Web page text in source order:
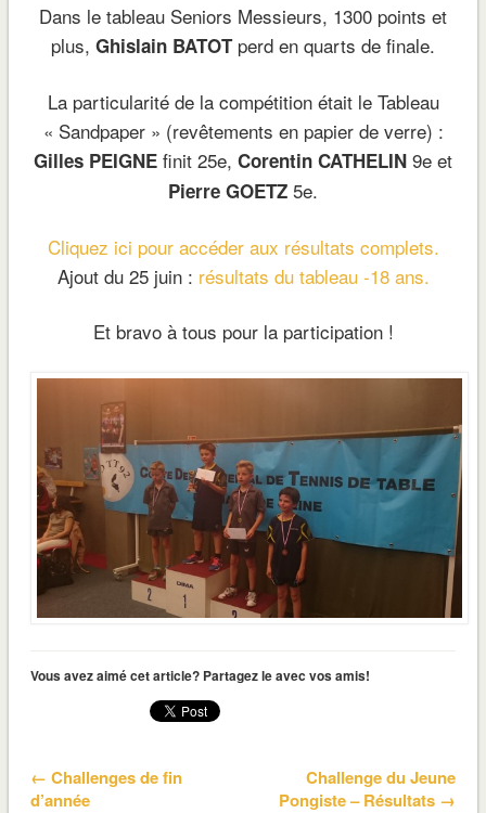
Dans le tableau Seniors Messieurs, 1300 points et
plus, Ghislain BATOTperd en quarts de finale.
La particularité de la compétition était le Tableau
« Sandpaper » (revêtements en papier de verre) :
Gilles PEIGNE finit 25e, Corentin CATHELIN 9e et
Pierre GOETZ 5e.
Cliquez ici pour accéder aux résultats complets.
Ajout du 25 juin : résultats du tableau -18 ans.
Et bravo à tous pour la participation !
Vous avez aimé cet article? Partagez le avec vos amis!
← Challenges de fin
d’année
Challenge du Jeune
Pongiste – Résultats →